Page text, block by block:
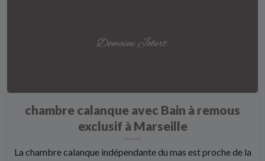
chambre calanque avec Bain à remous
exclusif à Marseille
La chambre calanque indépendante du mas est proche de la